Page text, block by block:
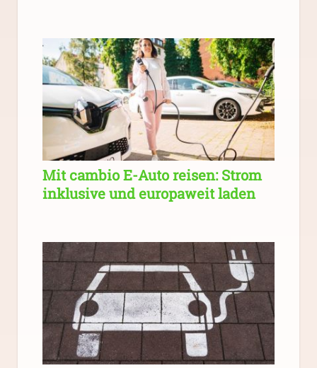
Mit cambio E-Auto reisen: Strom
inklusive und europaweit laden